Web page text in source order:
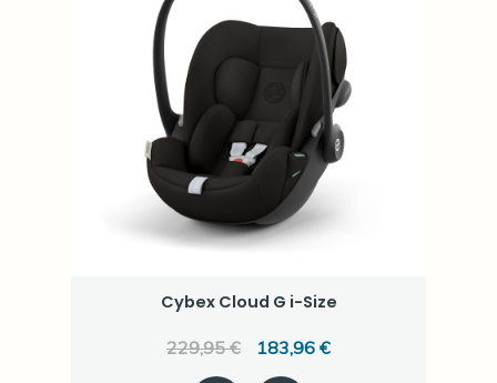
Cybex Cloud G i-Size
229,95 € 183,96 €